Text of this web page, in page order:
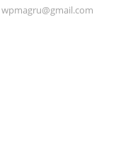
wpmagru@gmail.com